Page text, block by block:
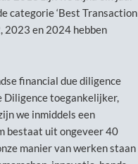
categorie ‘Best Transaction
2023 en 2024 hebben
financial due diligence
Diligence toegankelijker,
we inmiddels een
bestaat uit ongeveer 40
manier van werken staan